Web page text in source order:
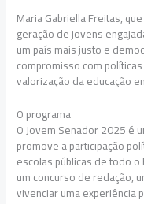
Maria Gabriella Freitas,
geração de jovens
um país mais justo e
compromisso com
valorização da educação
O programa
O Jovem Senador 2025 é
promove a participação
escolas públicas de todo
um concurso de redação,
vivenciar uma experiência